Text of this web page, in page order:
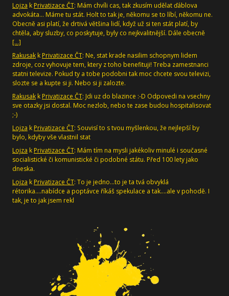
Lojza k Privatizace ČT: Mám chvíli cas, tak zkusím udělat ďáblova
advokáta... Máme tu stát. Holt to tak je, někomu se to líbí, někomu ne.
Obecně asi platí, že drtivá většina lidí, když už si ten stát platí, by
chtěla, aby sluzby, co poskytuje, byly co nejkvalitnější. Dále obecně
[…]
Rakusak k Privatizace ČT: Ne, stat krade nasilim schopnym lidem
zdroje, coz vyhovuje tem, ktery z toho benefituji! Treba zamestnanci
statni televize. Pokud ty a tobe podobni tak moc chcete svou televizi,
slozte se a kupte si ji. Nebo si ji zalozte.
Rakusak k Privatizace ČT: Jdi uz do blazince :-D Odpovedi na vsechny
sve otazky jsi dostal. Moc nezlob, nebo te zase budou hospitalisovat
;-)
Lojza k Privatizace ČT: Souvisí to s tvou myšlenkou, že nejlepší by
bylo, kdyby vše vlastnil stat
Lojza k Privatizace ČT: Mám tím na mysli jakékoliv minulé i současné
socialistické či komunistické či podobné státu. Před 100 lety jako
dneska.
Lojza k Privatizace ČT: To je jedno...to je ta tvá obvyklá
rétorika....nabídce a poptávce říkáš spekulace a tak....ale v pohodě. I
tak, je to jak jsem rekl